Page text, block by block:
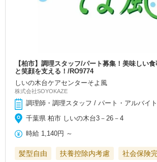
【柏市】調理スタッフ/パート募集！美味しい
と笑顔を支える！/RO9774
しいの木台ケアセンターそよ風
株式会社SOYOKAZE
調理師・調理スタッフ / パート・アルバイト
千葉県 柏市 しいの木台3－26－4
時給 1,140円 ～
髪型自由 扶養控除内考慮
社会保険